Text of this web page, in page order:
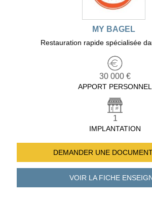
MY BAGEL
Restauration rapide spécialisée
30 000 €
APPORT PERSONNEL
1
IMPLANTATION
DEMANDER UNE
VOIR LA FICHE